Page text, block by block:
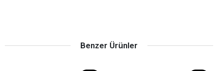
Benzer Ürünler